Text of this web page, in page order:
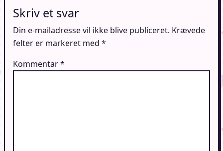
Skriv et svar
Din e-mailadresse vil ikke blive publiceret. Krævede
felter er markeret med *
Kommentar*